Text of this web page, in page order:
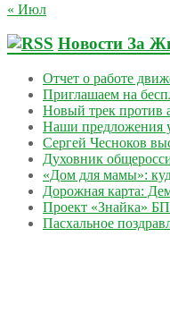
« Июл
Новости За
Отчет о работе
Приглашаем на
Новый трек против
Наши предложения
Сергей Чесноков
Духовник
«Дом для мамы»:
Дорожная карта:
Проект «Знайка»
Пасхальное